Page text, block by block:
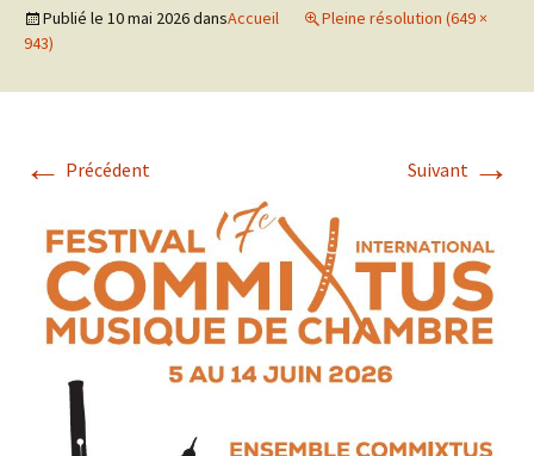
Publié le 10 mai 2026dansAccueil
Pleine résolution (649 ×
943)
← Précédent Suivant →